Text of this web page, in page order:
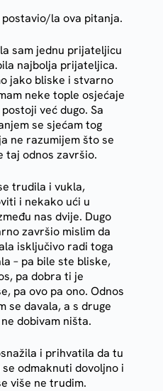
la ova pitanja.
sam jednu prijateljicu
najbolja prijateljica.
jako bliske i stvarno
neke tople osjećaje
već dugo. Sa
se sjećam tog
ne razumijem što se
taj odnos završio.
trudila i vukla,
i nekako ući u
nas dvije. Dugo
završio mislim da
isključivo radi toga
– pa bile ste bliske,
pa dobra ti je
pa ovo pa ono. Odnos
se davala, a s druge
dobivam ništa.
i prihvatila da tu
odmaknuti dovoljno i
više ne trudim.